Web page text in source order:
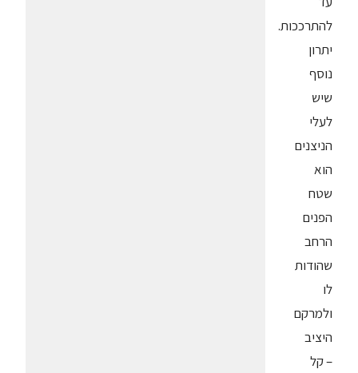
להתרככות.
יתרון
נוסף
שיש
לעלי
הניצנים
הוא
שטח
הפנים
הרחב
שהודות
לו
ולמרקם
היציב
– קל